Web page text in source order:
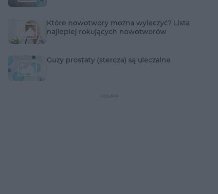
Które nowotwory można wyleczyć? Lista
najlepiej rokujących nowotworów
Guzy prostaty (stercza) są uleczalne